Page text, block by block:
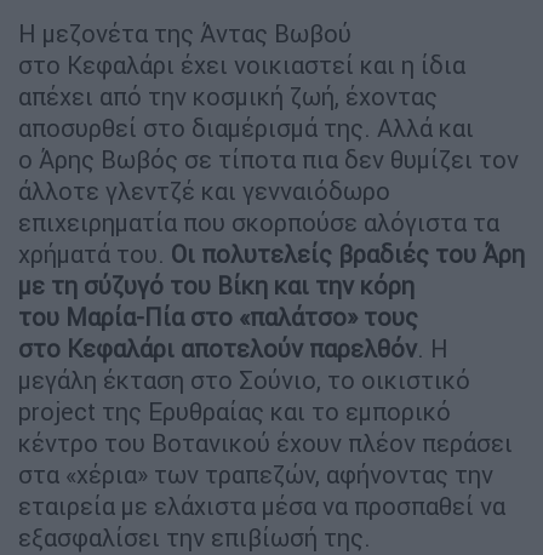
Η μεζονέτα της Άντας Βωβού
στο Κεφαλάρι έχει νοικιαστεί και η ίδια
απέχει από την κοσμική ζωή, έχοντας
αποσυρθεί στο διαμέρισμά της. Αλλά και
ο Άρης Βωβός σε τίποτα πια δεν θυμίζει τον
άλλοτε γλεντζέ και γενναιόδωρο
επιχειρηματία που σκορπούσε αλόγιστα τα
χρήματά του. Οι πολυτελείς βραδιές του Άρη
με τη σύζυγό του Βίκη και την κόρη
του Μαρία-Πία στο «παλάτσο» τους
στο Κεφαλάρι αποτελούν παρελθόν. Η
μεγάλη έκταση στο Σούνιο, το οικιστικό
project της Ερυθραίας και το εμπορικό
κέντρο του Βοτανικού έχουν πλέον περάσει
στα «χέρια» των τραπεζών, αφήνοντας την
εταιρεία με ελάχιστα μέσα να προσπαθεί να
εξασφαλίσει την επιβίωσή της.